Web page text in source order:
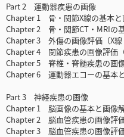
Part 2 運動器疾患の画像
Chapter 1 骨・関節X線の基本と
Chapter 2 骨・関節CT・MRIの
Chapter 3 外傷の画像評価（X線
Chapter 4 関節疾患の画像評価（
Chapter 5 脊椎・脊髄疾患の画像
Chapter 6 運動器エコーの基本
Part 3 神経疾患の画像
Chapter 1 脳画像の基本と画像
Chapter 2 脳血管疾患の画像評
Chapter 3 脳血管疾患の画像評